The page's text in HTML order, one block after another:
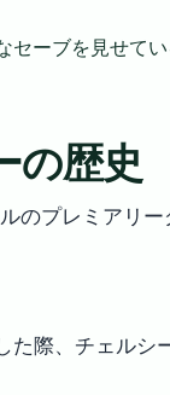
ーブを見せてい
の歴史
のプレミアリ
際、チェルシ